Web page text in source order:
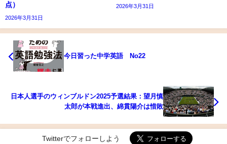
点）
2026年3月31日
2026年3月31日
今日習った中学英語 No22
日本人選手のウィンブルドン2025予選結果：望月慎
太郎が本戦進出、綿貫陽介は惜敗
Twitterでフォローしよう